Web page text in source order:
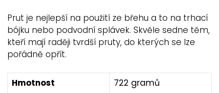
Prut je nejlepší na použití ze břehu a to na trhací
bójku nebo podvodní splávek. Skvěle sedne těm,
kteří mají raději tvrdší pruty, do kterých se lze
pořádně opřít.
Hmotnost
722 gramů